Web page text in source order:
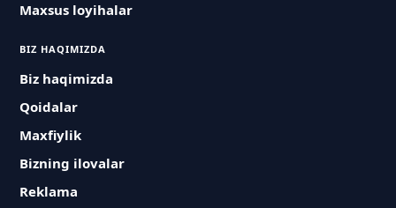
Maxsus loyihalar
BIZ HAQIMIZDA
Biz haqimizda
Qoidalar
Maxfiylik
Bizning ilovalar
Reklama